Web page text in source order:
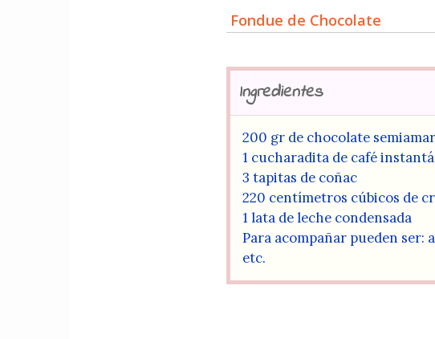
Fondue de Chocolate
Ingredientes
200 gr de chocolate
1 cucharadita de café
3 tapitas de coñac
220 centímetros cúbicos de
1 lata de leche condensada
Para acompañar pueden ser:
etc.